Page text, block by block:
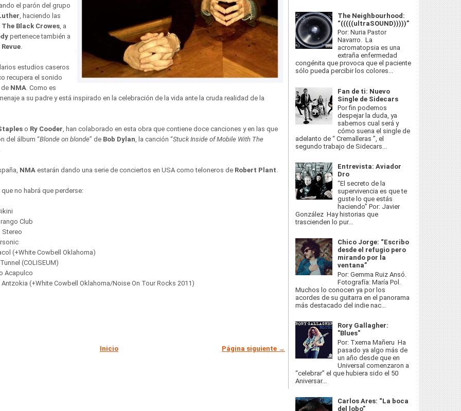
el parón del grupo
, haciendo las
The Black Crowes, a
pertenece también a
.
estudios caseros
recupera el sonido
de NMA. Como es
a su padre y está inspirado en la celebración de la vida ante la cruda realidad de la
o Ry Cooder, han colaborado en esta obra que contiene doce canciones y en las que
del álbum “Blonde on blonde” de Bob Dylan, la canción “Stuck Inside of Mobile With The
NMA estarán dando una serie de conciertos en USA como teloneros de Robert Plant.
no habrá que perderse:
Club
Stereo
(+White Cowbell Oklahoma)
(COLISEUM)
Acapulco
(+White Cowbell Oklahoma/Noise On Tour Rocks 2011)
Página siguiente →
Inicio
The Neighbourhood:
“(((((ultraSOUND)))))”
Por: Nuria Pastor
Navarro. La
acromatopsia es una
extraña enfermedad
congénita que provoca que el paciente
sólo pueda percibir los colores...
Fan de ti: Nuevo
Single de Sidecars
Por fin podemos
despejar la duda, ya
sabemos cual será y
cómo suena el single de
adelanto de “ Cremalleras ”, el
segundo trabajo de Sidecars...
Entrevista: Aviador
Dro
“El secreto de la
supervivencia es que te
guste lo que estás
haciendo” Por: Javier
González Hay historias que
trascienden lo pur...
Chico Jorge: “Escribo
desde el refugio pero
mirando por la
ventana”
Por: Gemma Ruiz Ansó.
Fotografía: María Pol.
Muchos lo conocen ya por los
acordes de su guitarra en el panorama
más destacado del indie nac...
Rory Gallagher:
"Blues"
Por: Txema Mañeru Ha
pasado ya algo más de
un año desde que en
Universal comenzaron a
“celebrar” el que hubiera sido el 50
Aniversar...
Carlos Ares: “La boca
del lobo”